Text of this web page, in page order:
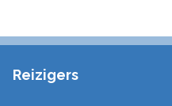
Reizigers